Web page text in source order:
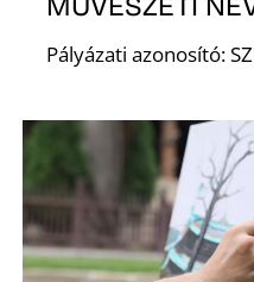
Pályázati azonosító: